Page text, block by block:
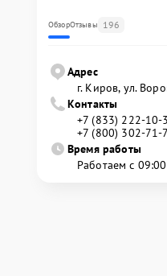
ОбзорОтзывы 196
Адрес
г. Киров, ул.
Контакты
+7 (833) 222-10-
+7 (800) 302-71-
Время работы
Работаем с